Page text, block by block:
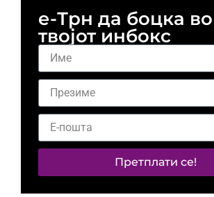
е-Трн да боцка во
твојот инбокс
Претплати се!